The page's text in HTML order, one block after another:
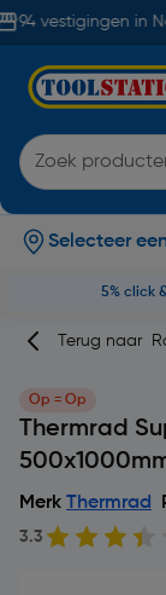
94 vestigingen in
Selecteer
5% click
Terug naar
Op = Op
Thermrad
Merk Thermrad
3.3